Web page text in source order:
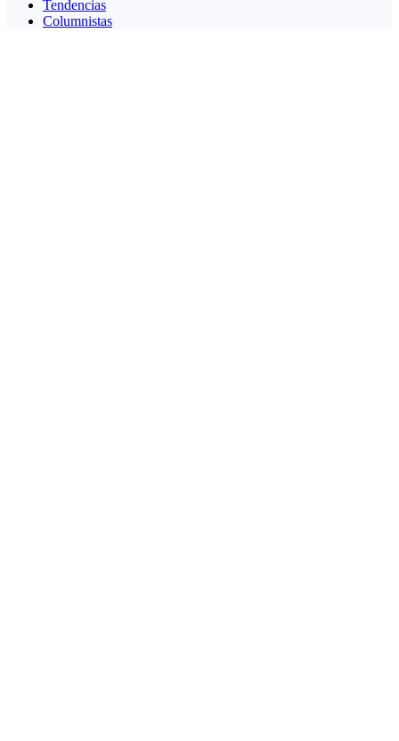
Tendencias
Columnistas